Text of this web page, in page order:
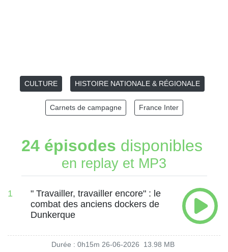
CULTURE HISTOIRE NATIONALE & RÉGIONALE
Carnets de campagne France Inter
24 épisodes disponibles
en replay et MP3
1
" Travailler, travailler encore" : le
combat des anciens dockers de
Dunkerque
Durée : 0h15m 26-06-2026 13.98 MB